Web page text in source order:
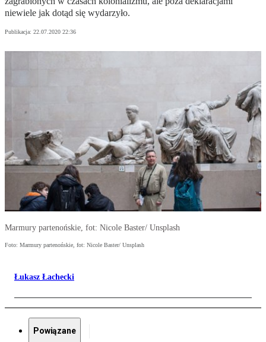
niewiele jak dotąd się wydarzyło.
Publikacja: 22.07.2020 22:36
Marmury partenońskie, fot: Nicole Baster/ Unsplash
Foto: Marmury partenońskie, fot: Nicole Baster/ Unsplash
Łukasz Łachecki
Powiązane